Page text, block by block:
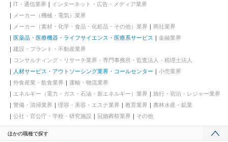
IT・通信業界
インターネット・広告・メディア業界
メーカー（機械・電気）業界
メーカー（素材・化学・食品・化粧品・その他）業界
商社業界
医薬品・医療機器・ライフサイエンス・医療系サービス
金融業界
建設・プラント・不動産業界
コンサルティング・リサーチ業界・専門事務所・監査法人・税理士法人
人材サービス・アウトソーシング業界・コールセンター
小売業界
外食産業・飲食業界
運輸・物流業界
エネルギー（電力・ガス・石油・新エネルギー）業界
旅行・宿泊・レジャー業界
警備・清掃業界
理容・美容・エステ業界 教育業界
農林水産・鉱業
公社・官公庁・学校・研究施設
冠婚葬祭業界 その他
ほかの職種で探す